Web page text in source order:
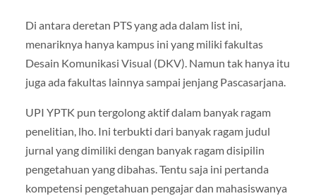
Di antara deretan PTS yang ada dalam list ini,
menariknya hanya kampus ini yang miliki fakultas
Desain Komunikasi Visual (DKV). Namun tak hanya itu
juga ada fakultas lainnya sampai jenjang Pascasarjana.
UPI YPTK pun tergolong aktif dalam banyak ragam
penelitian, lho. Ini terbukti dari banyak ragam judul
jurnal yang dimiliki dengan banyak ragam disipilin
pengetahuan yang dibahas. Tentu saja ini pertanda
kompetensi pengetahuan pengajar dan mahasiswanya